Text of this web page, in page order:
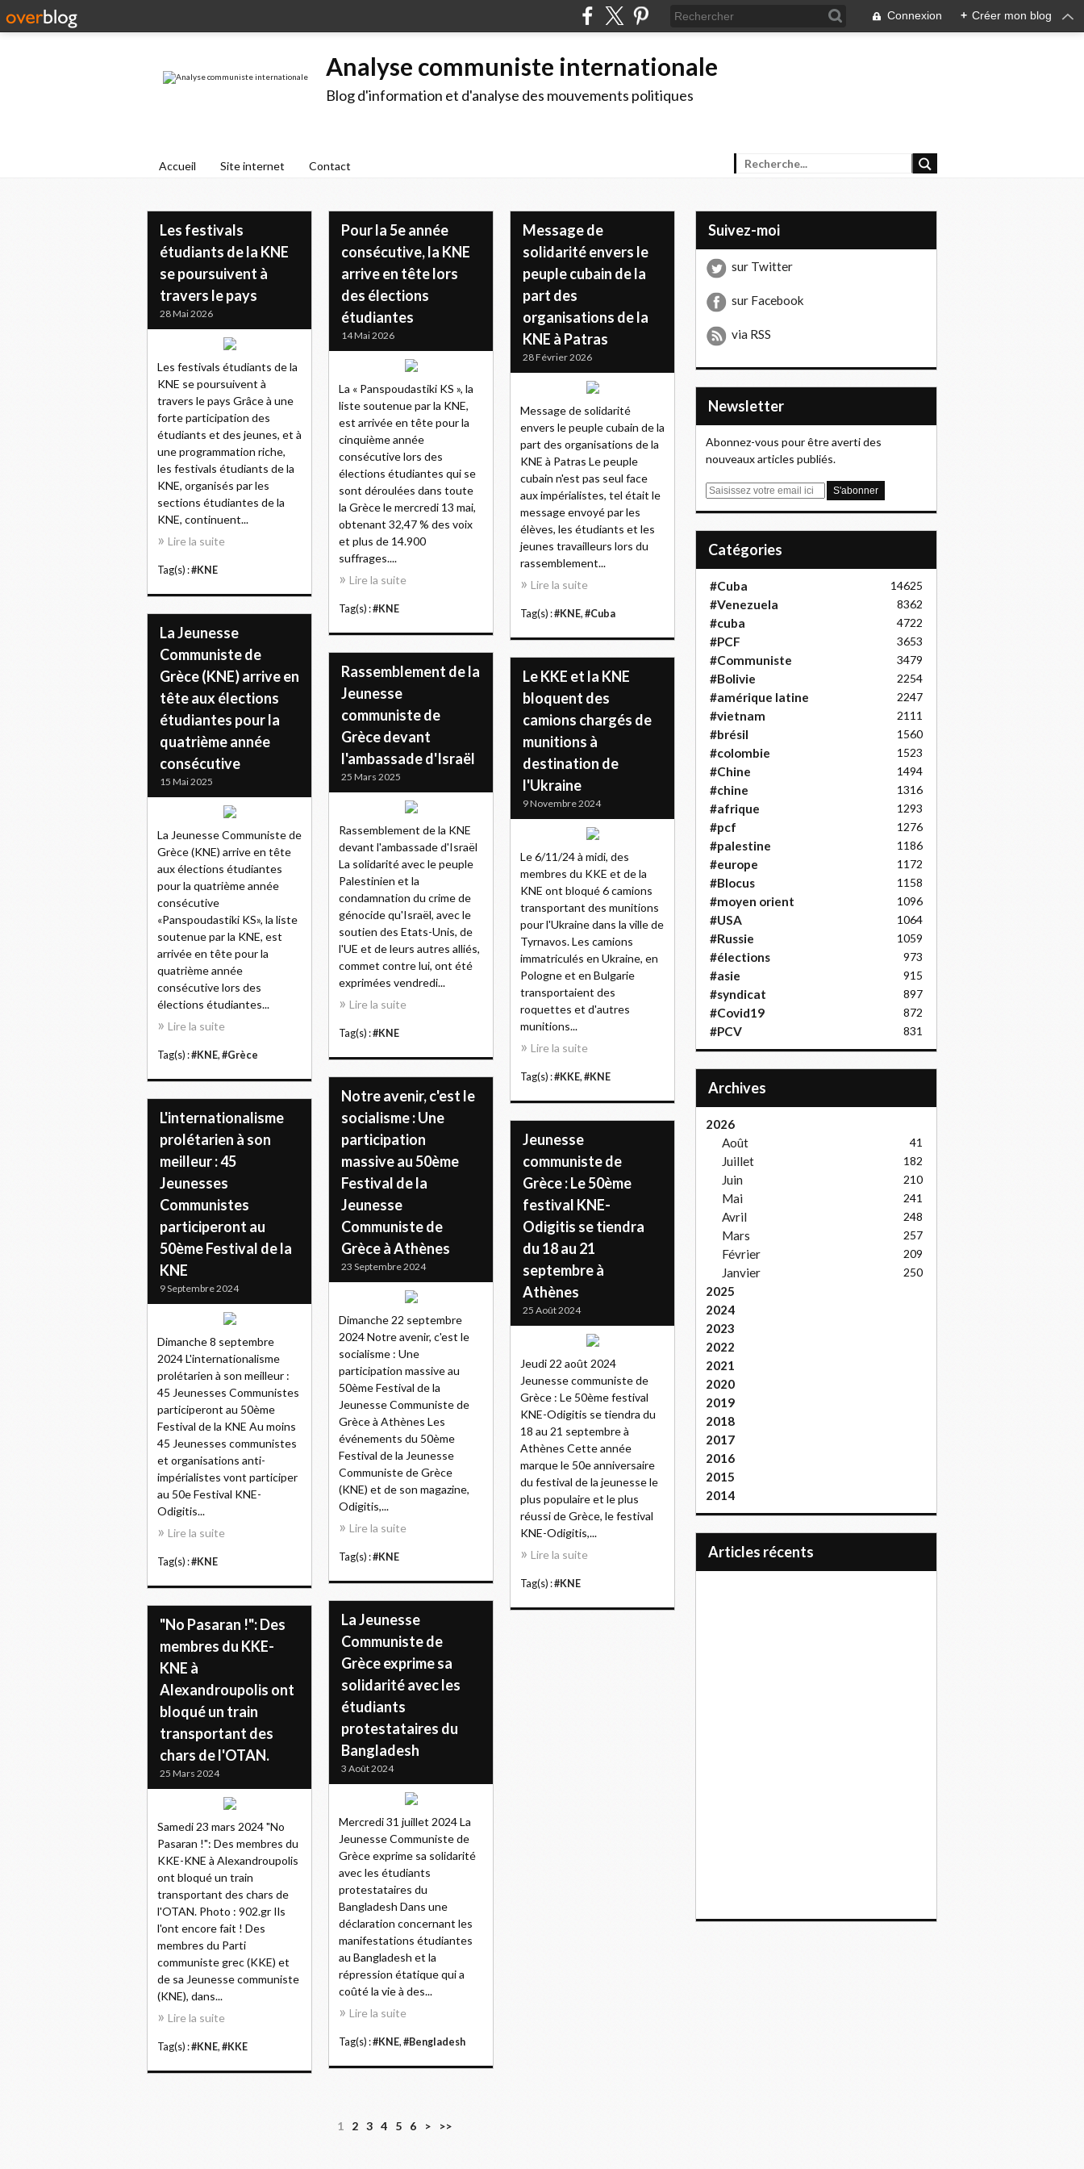
Connexion + Créer mon blog
Analyse communiste internationale
Blog d'information et d'analyse des mouvements politiques
Accueil Site internet Contact
Les festivals
étudiants de la KNE
se poursuivent à
travers le pays
28 Mai 2026
Les festivals étudiants de la
KNE se poursuivent à
travers le pays Grâce à une
forte participation des
étudiants et des jeunes, et à
une programmation riche,
les festivals étudiants de la
KNE, organisés par les
sections étudiantes de la
KNE, continuent...
Lire la suite
Tag(s) :#KNE
Pour la 5e année
consécutive, la KNE
arrive en tête lors
des élections
étudiantes
14 Mai 2026
La « Panspoudastiki KS », la
liste soutenue par la KNE,
est arrivée en tête pour la
cinquième année
consécutive lors des
élections étudiantes qui se
sont déroulées dans toute
la Grèce le mercredi 13 mai,
obtenant 32,47 % des voix
et plus de 14.900
suffrages....
Lire la suite
Tag(s) :#KNE
Message de
solidarité envers le
peuple cubain de la
part des
organisations de la
KNE à Patras
28 Février 2026
Message de solidarité
envers le peuple cubain de la
part des organisations de la
KNE à Patras Le peuple
cubain n'est pas seul face
aux impérialistes, tel était le
message envoyé par les
élèves, les étudiants et les
jeunes travailleurs lors du
rassemblement...
Lire la suite
Tag(s) :#KNE, #Cuba
La Jeunesse
Communiste de
Grèce (KNE) arrive en
tête aux élections
étudiantes pour la
quatrième année
consécutive
15 Mai 2025
La Jeunesse Communiste de
Grèce (KNE) arrive en tête
aux élections étudiantes
pour la quatrième année
consécutive
«Panspoudastiki KS», la liste
soutenue par la KNE, est
arrivée en tête pour la
quatrième année
consécutive lors des
élections étudiantes...
Lire la suite
Tag(s) :#KNE, #Grèce
Rassemblement de la
Jeunesse
communiste de
Grèce devant
l'ambassade d'Israël
25 Mars 2025
Rassemblement de la KNE
devant l'ambassade d'Israël
La solidarité avec le peuple
Palestinien et la
condamnation du crime de
génocide qu'Israël, avec le
soutien des Etats-Unis, de
l'UE et de leurs autres alliés,
commet contre lui, ont été
exprimées vendredi...
Lire la suite
Tag(s) :#KNE
Le KKE et la KNE
bloquent des
camions chargés de
munitions à
destination de
l'Ukraine
9 Novembre 2024
Le 6/11/24 à midi, des
membres du KKE et de la
KNE ont bloqué 6 camions
transportant des munitions
pour l'Ukraine dans la ville de
Tyrnavos. Les camions
immatriculés en Ukraine, en
Pologne et en Bulgarie
transportaient des
roquettes et d'autres
munitions...
Lire la suite
Tag(s) :#KKE, #KNE
Notre avenir, c'est le
socialisme : Une
participation
massive au 50ème
Festival de la
Jeunesse
Communiste de
Grèce à Athènes
23 Septembre 2024
Dimanche 22 septembre
2024 Notre avenir, c'est le
socialisme : Une
participation massive au
50ème Festival de la
Jeunesse Communiste de
Grèce à Athènes Les
événements du 50ème
Festival de la Jeunesse
Communiste de Grèce
(KNE) et de son magazine,
Odigitis,...
Lire la suite
Tag(s) :#KNE
L'internationalisme
prolétarien à son
meilleur : 45
Jeunesses
Communistes
participeront au
50ème Festival de la
KNE
9 Septembre 2024
Dimanche 8 septembre
2024 L'internationalisme
prolétarien à son meilleur :
45 Jeunesses Communistes
participeront au 50ème
Festival de la KNE Au moins
45 Jeunesses communistes
et organisations anti-
impérialistes vont participer
au 50e Festival KNE-
Odigitis...
Lire la suite
Tag(s) :#KNE
Jeunesse
communiste de
Grèce : Le 50ème
festival KNE-
Odigitis se tiendra
du 18 au 21
septembre à
Athènes
25 Août 2024
Jeudi 22 août 2024
Jeunesse communiste de
Grèce : Le 50ème festival
KNE-Odigitis se tiendra du
18 au 21 septembre à
Athènes Cette année
marque le 50e anniversaire
du festival de la jeunesse le
plus populaire et le plus
réussi de Grèce, le festival
KNE-Odigitis,...
Lire la suite
Tag(s) :#KNE
La Jeunesse
Communiste de
Grèce exprime sa
solidarité avec les
étudiants
protestataires du
Bangladesh
3 Août 2024
Mercredi 31 juillet 2024 La
Jeunesse Communiste de
Grèce exprime sa solidarité
avec les étudiants
protestataires du
Bangladesh Dans une
déclaration concernant les
manifestations étudiantes
au Bangladesh et la
répression étatique qui a
coûté la vie à des...
Lire la suite
Tag(s) :#KNE, #Bengladesh
"No Pasaran !": Des
membres du KKE-
KNE à
Alexandroupolis ont
bloqué un train
transportant des
chars de l'OTAN.
25 Mars 2024
Samedi 23 mars 2024 "No
Pasaran !": Des membres du
KKE-KNE à Alexandroupolis
ont bloqué un train
transportant des chars de
l'OTAN. Photo : 902.gr Ils
l'ont encore fait ! Des
membres du Parti
communiste grec (KKE) et
de sa Jeunesse communiste
(KNE), dans...
Lire la suite
Tag(s) :#KNE, #KKE
1 2 3 4 5 6 > >>
Suivez-moi
sur Twitter
sur Facebook
via RSS
Newsletter
Abonnez-vous pour être averti des
nouveaux articles publiés.
E
Catégories
#Cuba 14625
#Venezuela 8362
#cuba 4722
#PCF 3653
#Communiste 3479
#Bolivie 2254
#amérique latine 2247
#vietnam 2111
#brésil 1560
#colombie 1523
#Chine 1494
#chine 1316
#afrique 1293
#pcf 1276
#palestine 1186
#europe 1172
#Blocus 1158
#moyen orient 1096
#USA 1064
#Russie 1059
#élections 973
#asie 915
#syndicat 897
#Covid19 872
#PCV 831
Archives
2026
Août
41
Juillet 182
Juin 210
Mai 241
Avril 248
Mars 257
Février 209
Janvier 250
2025
2024
2023
2022
2021
2020
2019
2018
2017
2016
2015
2014
articles récents